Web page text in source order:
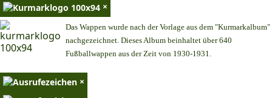
×
Das Wappen wurde nach der Vorlage aus dem "Kurmarkalbum"
nachgezeichnet. Dieses Album beinhaltet über 640
Fußballwappen aus der Zeit von 1930-1931.
×